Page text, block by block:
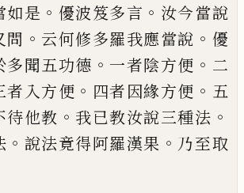
如是 。 優波笈多言 。 汝今當說
問 。 云何修多羅我應當說 。 優
多聞五功德 。 一者陰方便 。 二
者 入方便 。 四者因緣方便 。 五
待他教 。 我已教汝說三種法 。
。 說法竟得阿羅漢果 。 乃至取